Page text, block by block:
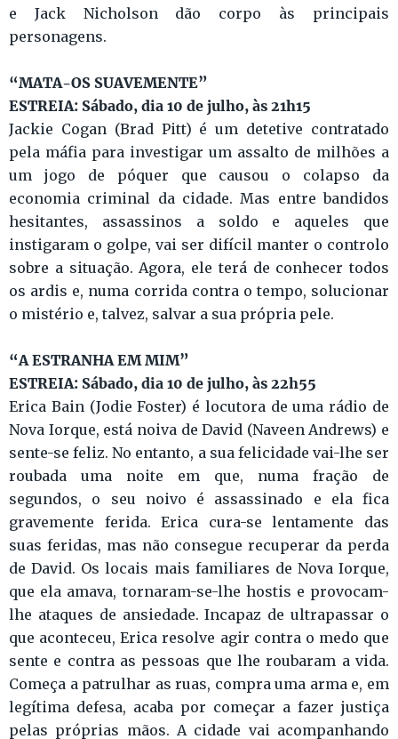
e Jack Nicholson dão corpo às principais
personagens.
“MATA-OS SUAVEMENTE”
ESTREIA: Sábado, dia 10 de julho, às 21h15
Jackie Cogan (Brad Pitt) é um detetive contratado
pela máfia para investigar um assalto de milhões a
um jogo de póquer que causou o colapso da
economia criminal da cidade. Mas entre bandidos
hesitantes, assassinos a soldo e aqueles que
instigaram o golpe, vai ser difícil manter o controlo
sobre a situação. Agora, ele terá de conhecer todos
os ardis e, numa corrida contra o tempo, solucionar
o mistério e, talvez, salvar a sua própria pele.
“A ESTRANHA EM MIM”
ESTREIA: Sábado, dia 10 de julho, às 22h55
Erica Bain (Jodie Foster) é locutora de uma rádio de
Nova Iorque, está noiva de David (Naveen Andrews) e
sente-se feliz. No entanto, a sua felicidade vai-lhe ser
roubada uma noite em que, numa fração de
segundos, o seu noivo é assassinado e ela fica
gravemente ferida. Erica cura-se lentamente das
suas feridas, mas não consegue recuperar da perda
de David. Os locais mais familiares de Nova Iorque,
que ela amava, tornaram-se-lhe hostis e provocam-
lhe ataques de ansiedade. Incapaz de ultrapassar o
que aconteceu, Erica resolve agir contra o medo que
sente e contra as pessoas que lhe roubaram a vida.
Começa a patrulhar as ruas, compra uma arma e, em
legítima defesa, acaba por começar a fazer justiça
pelas próprias mãos. A cidade vai acompanhando